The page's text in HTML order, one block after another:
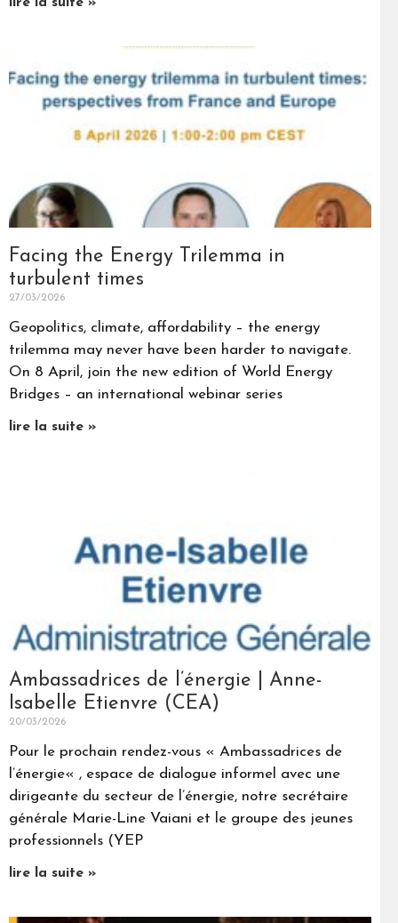
Facing the Energy Trilemma in
turbulent times
27/03/2026
Geopolitics, climate, affordability – the energy
trilemma may never have been harder to navigate.
On 8 April, join the new edition of World Energy
Bridges – an international webinar series
lire la suite »
Ambassadrices de l’énergie | Anne-
Isabelle Etienvre (CEA)
20/03/2026
Pour le prochain rendez-vous « Ambassadrices de
l’énergie« , espace de dialogue informel avec une
dirigeante du secteur de l’énergie, notre secrétaire
générale Marie-Line Vaiani et le groupe des jeunes
professionnels (YEP
lire la suite »